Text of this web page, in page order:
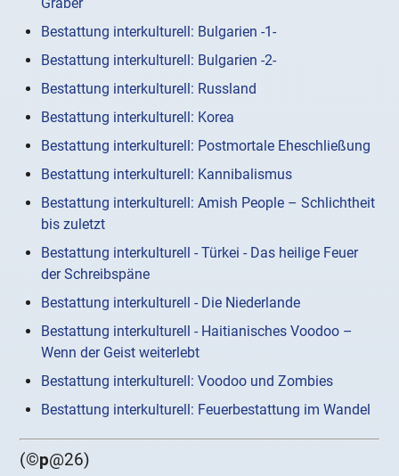
Bestattung interkulturell: Bulgarien -1-
Bestattung interkulturell: Bulgarien -2-
Bestattung interkulturell: Russland
Bestattung interkulturell: Korea
Bestattung interkulturell: Postmortale Eheschließung
Bestattung interkulturell: Kannibalismus
Bestattung interkulturell: Amish People – Schlichtheit
bis zuletzt
Bestattung interkulturell - Türkei - Das heilige Feuer
der Schreibspäne
Bestattung interkulturell - Die Niederlande
Bestattung interkulturell - Haitianisches Voodoo –
Wenn der Geist weiterlebt
Bestattung interkulturell: Voodoo und Zombies
Bestattung interkulturell: Feuerbestattung im Wandel
(©p@26)